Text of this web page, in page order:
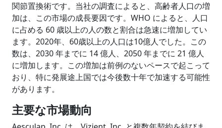
関節置換術です。当社の調査によると、高齢者人口の増
加は、この市場の成長要因です。WHO によると、人口
に占める 60 歳以上の人の数と割合は急速に増加してい
ます。2020年、60歳以上の人口は10億人でした。この
数は、2030 年までに 14 億人、2050 年までに 21 億人
に増加します。この増加は前例のないペースで起こって
おり、特に発展途上国では今後数十年で加速する可能性
があります。
主要な市場動向